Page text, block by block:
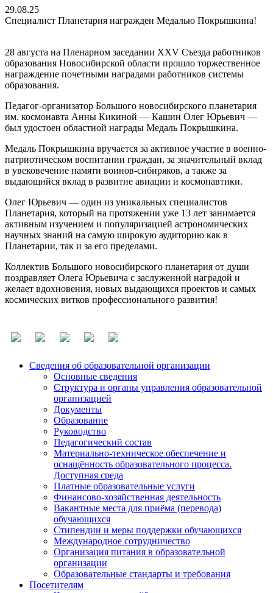
29.08.25
Специалист Планетария награжден Медалью Покрышкина!
28 августа на Пленарном заседании XXV Съезда работников
образования Новосибирской области прошло торжественное
награждение почетными наградами работников системы
образования.
Педагог-организатор Большого новосибирского планетария
им. космонавта Анны Кикиной — Кашин Олег Юрьевич —
был удостоен областной награды Медаль Покрышкина.
Медаль Покрышкина вручается за активное участие в военно-
патриотическом воспитании граждан, за значительный вклад
в увековечение памяти воинов-сибиряков, а также за
выдающийся вклад в развитие авиации и космонавтики.
Олег Юрьевич — один из уникальных специалистов
Планетария, который на протяжении уже 13 лет занимается
активным изучением и популяризацией астрономических
научных знаний на самую широкую аудиторию как в
Планетарии, так и за его пределами.
Коллектив Большого новосибирского планетария от души
поздравляет Олега Юрьевича с заслуженной наградой и
желает вдохновения, новых выдающихся проектов и самых
космических витков профессионального развития!
Сведения об образовательной организации
Основные сведения
Структура и органы управления образовательной
организацией
Документы
Образование
Руководство
Педагогический состав
Материально-техническое обеспечение и
оснащённость образовательного процесса.
Доступная среда
Платные образовательные услуги
Финансово-хозяйственная деятельность
Вакантные места для приёма (перевода)
обучающихся
Стипендии и меры поддержки обучающихся
Международное сотрудничество
Организация питания в образовательной
организации
Образовательные стандарты и требования
Посетителям